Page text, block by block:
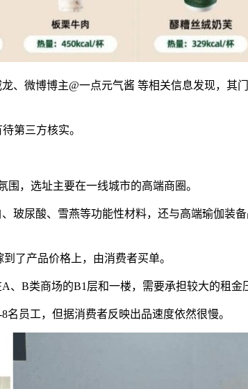
、微博博主@一点元气酱 等相关信息发现，其
第三方核实。
围，选址主要在一线城市的高端商圈。
玻尿酸、雪燕等功能性材料，还与高端瑜伽装
了产品价格上，由消费者买单。
B类商场的B1层和一楼，需要承担较大的租金
员工，但据消费者反映出品速度依然很慢。